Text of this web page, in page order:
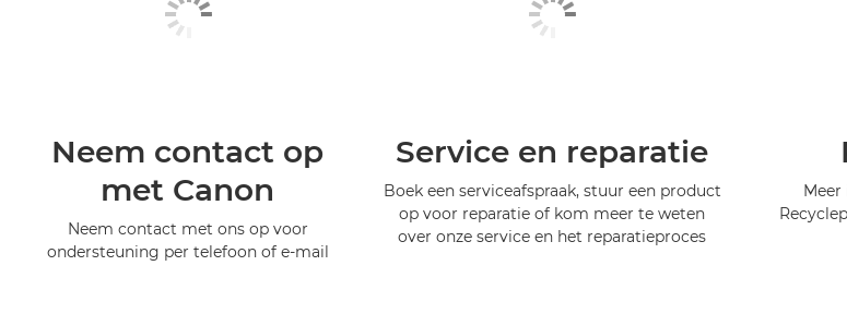
Neem contact op
met Canon
Neem contact met ons op voor
ondersteuning per telefoon of e-mail
Service en reparatie
Boek een serviceafspraak, stuur een product
op voor reparatie of kom meer te weten
over onze service en het reparatieproces